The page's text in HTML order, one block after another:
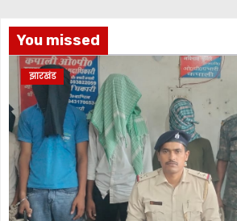
You missed
झारखंड